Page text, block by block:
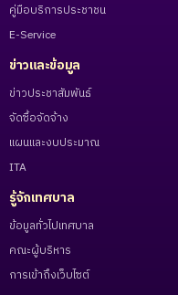
คู่มือบริการประชาชน
E-Service
ข่าวและข้อมูล
ข่าวประชาสัมพันธ์
จัดซื้อจัดจ้าง
แผนและงบประมาณ
ITA
รู้จักเทศบาล
ข้อมูลทั่วไปเทศบาล
คณะผู้บริหาร
การเข้าถึงเว็บไซต์